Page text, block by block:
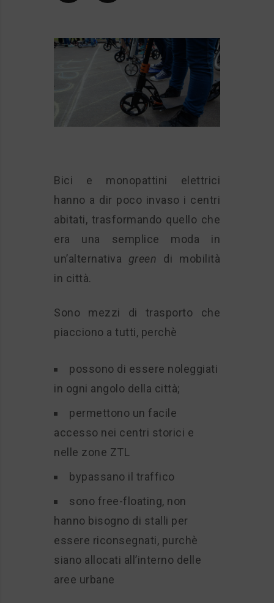
Bici e monopattini elettrici
hanno a dir poco invaso i centri
abitati, trasformando quello che
era una semplice moda in
un’alternativa green di mobilità
in città.
Sono mezzi di trasporto che
piacciono a tutti, perchè
possono di essere noleggiati
in ogni angolo della città;
permettono un facile
accesso nei centri storici e
nelle zone ZTL
bypassano il traffico
sono free-floating, non
hanno bisogno di stalli per
essere riconsegnati, purchè
siano allocati all’interno delle
aree urbane